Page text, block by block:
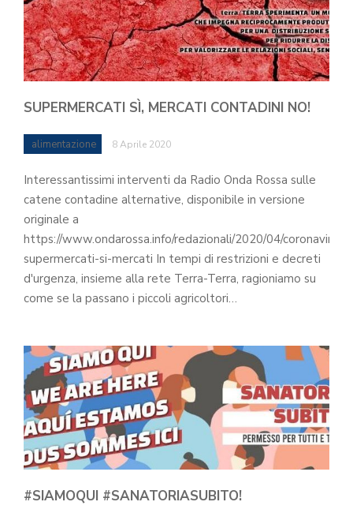
SUPERMERCATI SÌ, MERCATI CONTADINI NO!
alimentazione 8 Aprile 2020
Interessantissimi interventi da Radio Onda Rossa sulle
catene contadine alternative, disponibile in versione
originale a
https://www.ondarossa.info/redazionali/2020/04/coronavirus-
supermercati-si-mercati In tempi di restrizioni e decreti
d'urgenza, insieme alla rete Terra-Terra, ragioniamo su
come se la passano i piccoli agricoltori…
#SIAMOQUI #SANATORIASUBITO!